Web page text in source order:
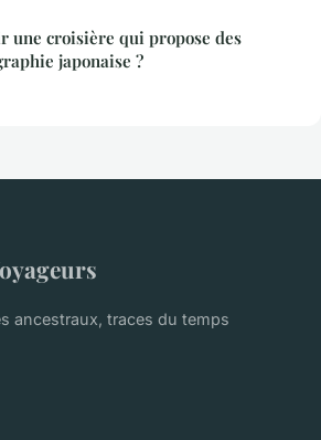
une croisière qui propose des
japonaise ?
ancestraux, traces du temps